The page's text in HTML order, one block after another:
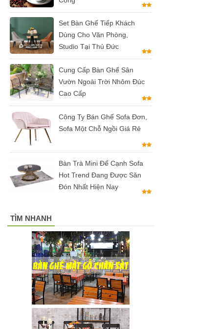
Tp.HCM
xoay mặt
ngồi đệm
GLM48-ghế
tiếp khách,
văn phòng
tại Tp.HCM
Bàn tròn
cafe tiếp
khách mặt
đá trắng,
chân trụ
thép sơn
tĩnh điện
màu đen,
Bộ bàn tròn
mặt đá
Set Bàn Ghế Tiếp Khách
Dùng Cho Văn Phòng,
Studio Tại Thủ Đức
Cung Cấp Bàn Ghế Sân
Vườn Ngoài Trời Nhôm Đúc
Cao Cấp
Công Ty Bán Ghế Sofa Đơn,
Sofa Một Chỗ Ngồi Giá Rẻ
Bàn Trà Mini Để Cạnh Sofa
Hot Trend Đang Được Săn
Đón Nhất Hiện Nay
TÌM NHANH